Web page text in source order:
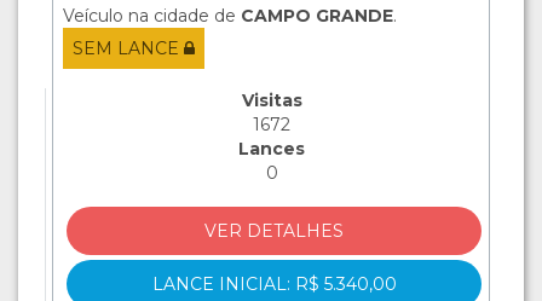
Veículo na cidade de CAMPO GRANDE.
SEM LANCE
Visitas
1672
Lances
0
VER DETALHES
LANCE INICIAL: R$ 5.340,00